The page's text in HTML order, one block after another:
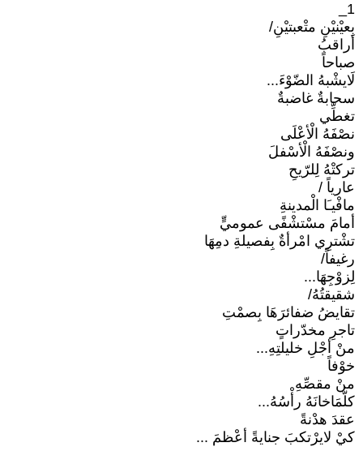
1_
بِعيْنيْنِ متْعبتيْنِ/
أراقبُ
صباحاً
لَايشْبهُ الضّوْءَ...
سحابةٌ غاضبةٌ
تغطِّي
نصْفَهُ الْأعْلَى
ونصْفَهُ الْأسْفلَ
تركتْهُ لِلرّيحِ
عارياً /
مافْيـَا الْمدينةِ
أمامَ مسْتشْفًى عموميٍّ
تشْترِي امْرأةٌ بِفصيلةِ دمِهَا
رغيفاً/
لِزوْجِهَا...
شقيقتُهُ/
تقايضُ ضفائرَهَا بِصمْتِ
تاجرِ مخدّراتٍ
منْ أجْلِ خليلتِهِ...
خوْفاً
منْ مقصِّهِ
كلّمَاخانَهُ رأْسُهُ...
عقدَ هدْنةً
كيْ لايرْتكبَ جنايةً أعْظمَ ...